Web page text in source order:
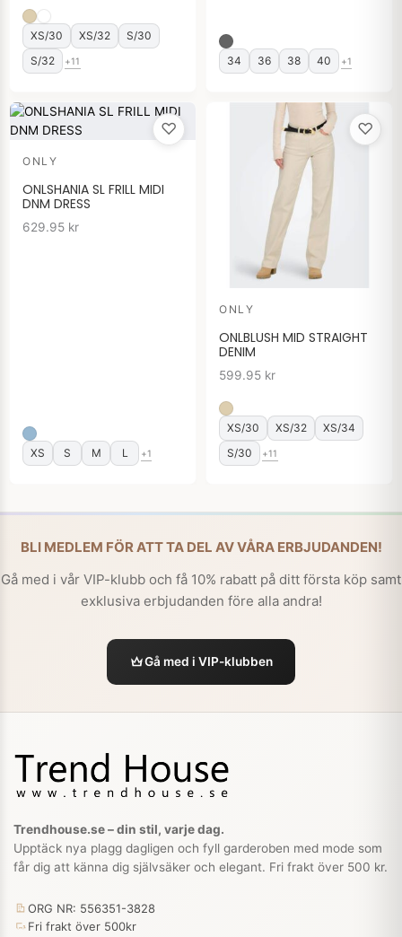
XS/30 XS/32
S/30
S/32
+11 34 36 38 40 +1
♡
ONLY
ONLSHANIA SL FRILL MIDI
DNM DRESS
629.95 kr
XS S M L +1
♡
ONLY
ONLBLUSH MID STRAIGHT
DENIM
599.95 kr
XS/30 XS/32
XS/34
S/30
+11
BLI MEDLEM FÖR ATT TA DEL AV VÅRA ERBJUDANDEN!
Gå med i vår VIP-klubb och få 10% rabatt på ditt första köp samt
exklusiva erbjudanden före alla andra!
Gå med i VIP-klubben
Trendhouse.se – din stil, varje dag.
Upptäck nya plagg dagligen och fyll garderoben med mode som
får dig att känna dig självsäker och elegant. Fri frakt över 500 kr.
ORG NR: 556351-3828
Fri frakt över 500kr